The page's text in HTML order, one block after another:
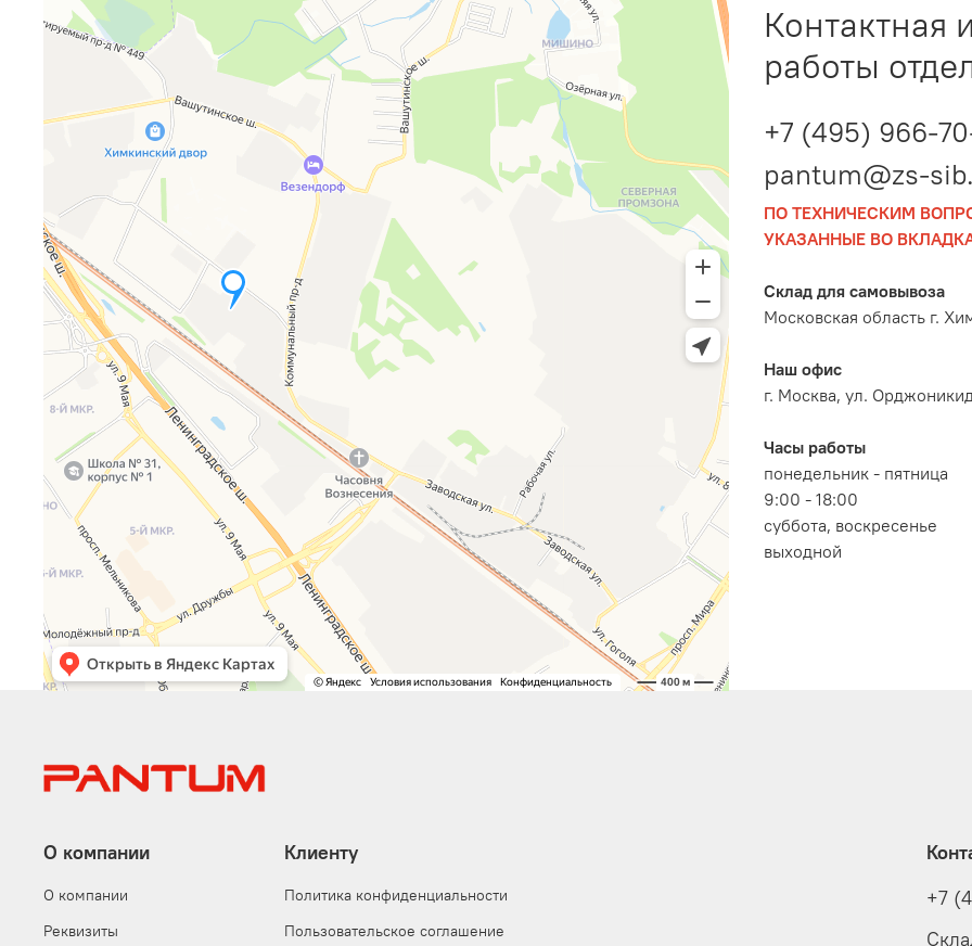
Контактная
работы
+7 (495) 966-
pantum@zs-
ПО ТЕХНИЧЕСКИМ
УКАЗАННЫЕ ВО
Склад для самовывоза
Московская область г.
Наш офис
г. Москва, ул.
Часы работы
понедельник - пятница
9:00 - 18:00
суббота, воскресенье
выходной
О компании
О компании
Реквизиты
Клиенту
Политика конфиденциальности
Пользовательское соглашение
+7